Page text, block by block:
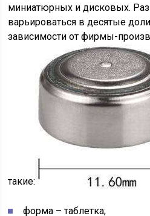
миниатюрных и дисковых.
варьироваться в десятые
зависимости от фирмы-
такие:
форма – таблетка;